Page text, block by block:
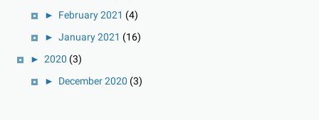
► February 2021 (4)
► January 2021 (16)
► 2020 (3)
► December 2020 (3)